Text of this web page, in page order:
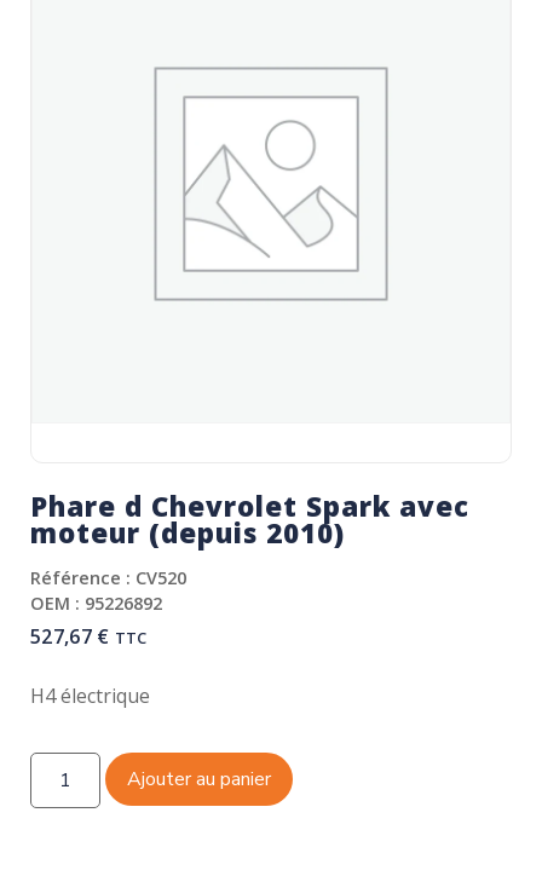
Phare d Chevrolet Spark avec
moteur (depuis 2010)
Référence : CV520
OEM : 95226892
527,67 € TTC
H4 électrique
Ajouter au panier